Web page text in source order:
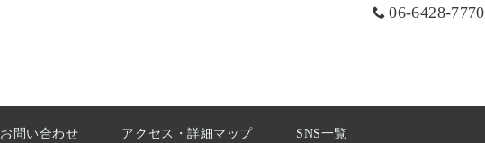
06-6428-7770
お問い合わせ アクセス・詳細マップ SNS一覧